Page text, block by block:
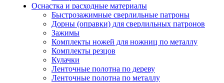
Оснастка и расходные материалы
Быстрозажимные сверлильные патроны
Дорны (оправки) для сверлильных патронов
Зажимы
Комплекты ножей для ножниц по металлу
Комплекты резцов
Кулачки
Ленточные полотна по дереву
Ленточные полотна по металлу